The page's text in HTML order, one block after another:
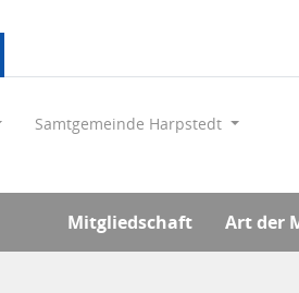
Samtgemeinde Harpstedt
Mitgliedschaft Art der